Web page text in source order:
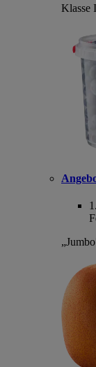
Klasse